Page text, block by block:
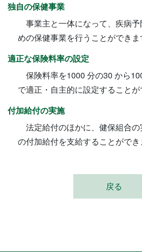
独自の保健事業
事業主と一体になって、疾病予
めの保健事業を行うことができま
適正な保険料率の設定
保険料率を1000 分の30 から
で適正・自主的に設定することが
付加給付の実施
法定給付のほかに、健保組合の
の付加給付を支給することができ
戻る